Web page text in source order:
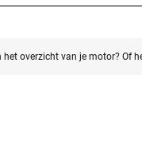
het overzicht van je motor? Of